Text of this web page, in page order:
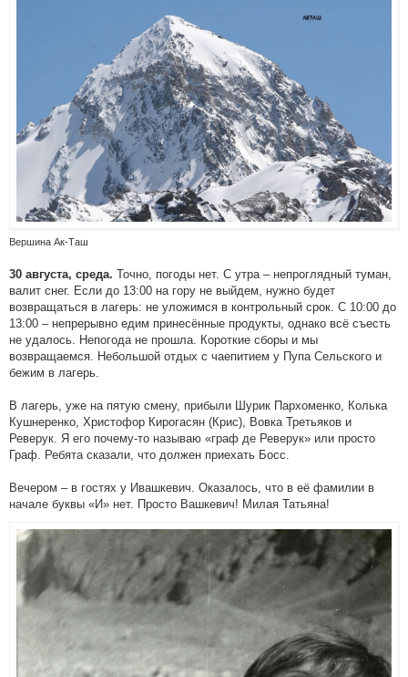
Вершина Ак-Таш
30 августа, среда. Точно, погоды нет. С утра – непроглядный туман,
валит снег. Если до 13:00 на гору не выйдем, нужно будет
возвращаться в лагерь: не уложимся в контрольный срок. С 10:00 до
13:00 – непрерывно едим принесённые продукты, однако всё съесть
не удалось. Непогода не прошла. Короткие сборы и мы
возвращаемся. Небольшой отдых с чаепитием у Пупа Сельского и
бежим в лагерь.
В лагерь, уже на пятую смену, прибыли Шурик Пархоменко, Колька
Кушнеренко, Христофор Кирогасян (Крис), Вовка Третьяков и
Реверук. Я его почему-то называю «граф де Реверук» или просто
Граф. Ребята сказали, что должен приехать Босс.
Вечером – в гостях у Ивашкевич. Оказалось, что в её фамилии в
начале буквы «И» нет. Просто Вашкевич! Милая Татьяна!